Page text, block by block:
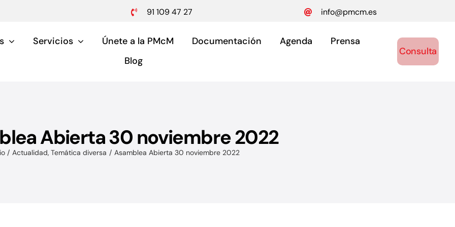
91 109 47 27 info@pmcm.es
Servicios
Pymes y autónomos
Únete a la PMcM Documentación Agenda
Prensa
Blog
Consulta
Abierta 30 noviembre 2022
Actualidad Temática diversa Asamblea Abierta 30 noviembre 2022